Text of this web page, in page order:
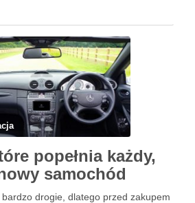
pojazdu. Warto zwrócić uwagę na
popełnia każdy,
samochód
drogie, dlatego przed zakupem